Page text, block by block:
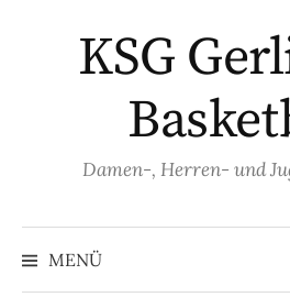
KSG
Damen-, Herren- und
MENÜ